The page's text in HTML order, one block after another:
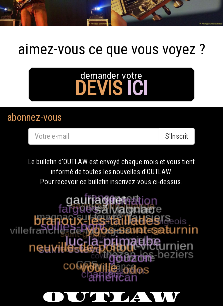
aimez-vous ce que vous voyez ?
demander votre
DEVIS ICI
abonnez-vous
S'Inscrit
Le bulletin d'OUTLAW est envoyé chaque mois et vous tient
informé de toutes les nouvelles d'OUTLAW.
Pour recevoir ce bulletin inscrivez-vous ci-dessus.
OUTLAW